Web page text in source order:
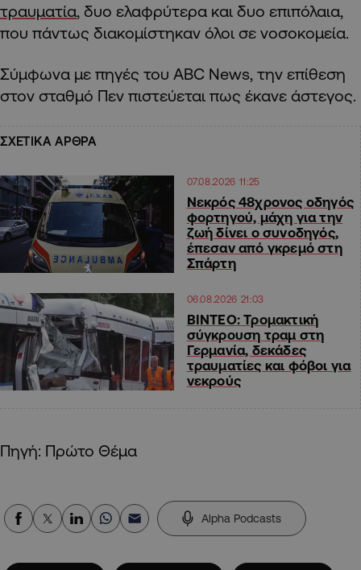
τραυματία, δυο ελαφρύτερα και δυο επιπόλαια,
που πάντως διακομίστηκαν όλοι σε νοσοκομεία.
Σύμφωνα με πηγές του ABC News, την επίθεση
στον σταθμό Πεν πιστεύεται πως έκανε άστεγος.
ΣΧΕΤΙΚΑ ΑΡΘΡΑ
07.08.2026 11:25
Νεκρός 48χρονος οδηγός
φορτηγού, μάχη για την
ζωή δίνει ο συνοδηγός,
έπεσαν από γκρεμό στη
Σπάρτη
06.08.2026 21:03
ΒΙΝΤΕΟ: Τρομακτική
σύγκρουση τραμ στη
Γερμανία, δεκάδες
τραυματίες και φόβοι για
νεκρούς
Πηγή: Πρώτο Θέμα
Alpha Podcasts